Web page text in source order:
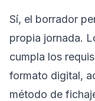
Sí, el borrador
propia jornada.
cumpla los
formato digital,
método de